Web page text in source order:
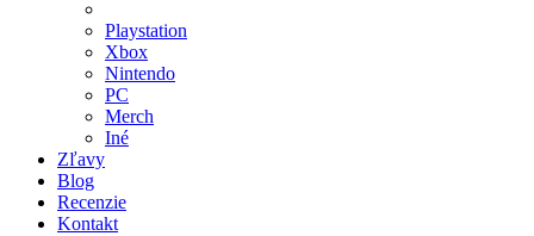
Playstation
Xbox
Nintendo
PC
Merch
Iné
Zľavy
Blog
Recenzie
Kontakt